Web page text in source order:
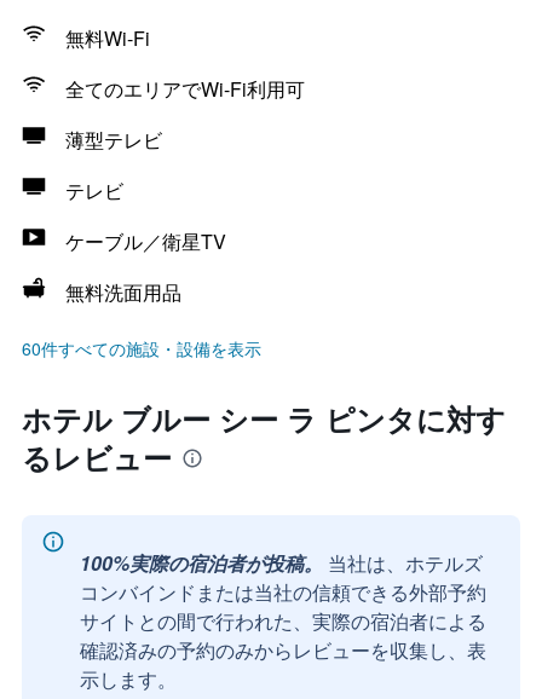
無料Wi-Fi
全てのエリアでWi-Fi利用可
薄型テレビ
テレビ
ケーブル／衛星TV
無料洗面用品
60件すべての施設・設備を表示
ホテル ブルー シー ラ ピンタに対す
るレビュー
100%実際の宿泊者が投稿。
当社は、ホテルズ
コンバインドまたは当社の信頼できる外部予約
サイトとの間で行われた、実際の宿泊者による
確認済みの予約のみからレビューを収集し、表
示します。